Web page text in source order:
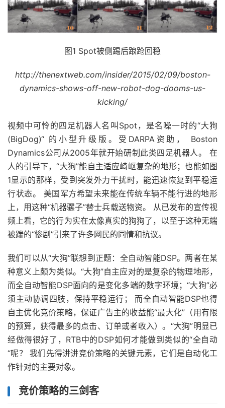
图1 Spot被侧踢后踉跄回稳
http://thenextweb.com/insider/2015/02/09/boston-
dynamics-shows-off-new-robot-dog-dooms-us-
kicking/
视频中可怜的四足机器人名叫Spot，是名噪一时的“大狗
(BigDog)“ 的小型升级版。受DARPA资助， Boston
Dynamics公司从2005年就开始研制此类四足机器人。 在
人的引导下，“大狗”能自主适应崎岖复杂的地形；也能如图
1显示的那样，受到突发外力干扰时，能迅速恢复到平稳运
行状态。 美国军方希望未来能在传统车辆不能行进的地形
上，用这种“机器骡子”替士兵载送物资。 从已发布的宣传视
频上看，它的行为实在太像真实的狗狗了，以至于这种无端
被踹的“惨剧”引来了许多网民的同情和抗议。
我们可以从“大狗”联想到正题：全自动智能DSP。两者在某
种意义上颇为类似。“大狗”自主应对的是复杂的物理地形，
而全自动智能DSP面向的是变化多端的数字环境；“大狗”必
须主动协调四肢，保持平稳运行； 而全自动智能DSP也得
自主优化竞价策略，保证广告主的收益能“最大化”（用有限
的预算，获得最多的点击、订单或者收入）。“大狗”明显已
经做得很好了，RTB中的DSP如何才能做到类似的“全自动
“呢？ 我们先得讲讲竞价策略的关键元素，它们是自动化工
作针对的主要对象。
竞价策略的三剑客